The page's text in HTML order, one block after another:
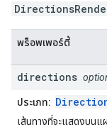
พร็อพเพอร์ตี้
directions
ประเภท:
เส้นทางที่จะแสดงบนแ